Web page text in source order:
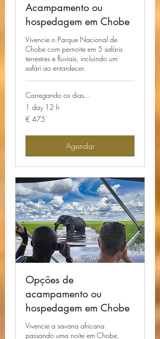
Acampamento ou
hospedagem em Chobe
Vivencie o Parque Nacional de
Chobe com pernoite em 5 safáris
terrestres e fluviais, incluindo um
safári ao entardecer.
Carregando os dias...
1 day 12 h
475
Euros
€ 475
Agendar
Opções de
acampamento ou
hospedagem em Chobe
Vivencie a savana africana
passando uma noite em Chobe,